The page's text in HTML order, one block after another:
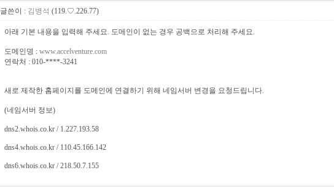
글쓴이 : 김병석 (119.♡.226.77)
아래 기본 내용을 입력해 주세요. 도메인이 없는 경우 공백으로 처리해 주세요.
도메인명 : www.accelventure.com
연락처 : 010-****-3241
새로 제작한 홈페이지를 도메인에 연결하기 위해 네임서버 변경을 요청드립니다.
(네임서버 정보)
dns2.whois.co.kr / 1.227.193.58
dns4.whois.co.kr / 110.45.166.142
dns6.whois.co.kr / 218.50.7.155